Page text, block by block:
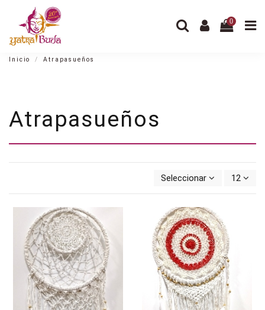
0
Inicio Atrapasueños
Atrapasueños
Seleccionar 12